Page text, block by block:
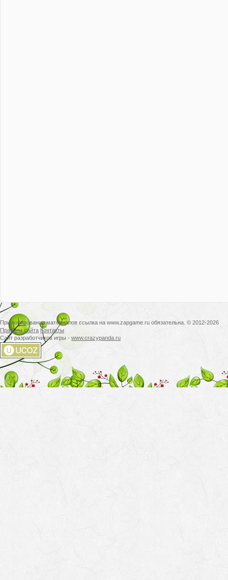
При копировании материалов ссылка на www.zapgame.ru обязательна. © 2012-2026
Правила сайта Контакты
Сайт разработчиков игры - www.crazypanda.ru